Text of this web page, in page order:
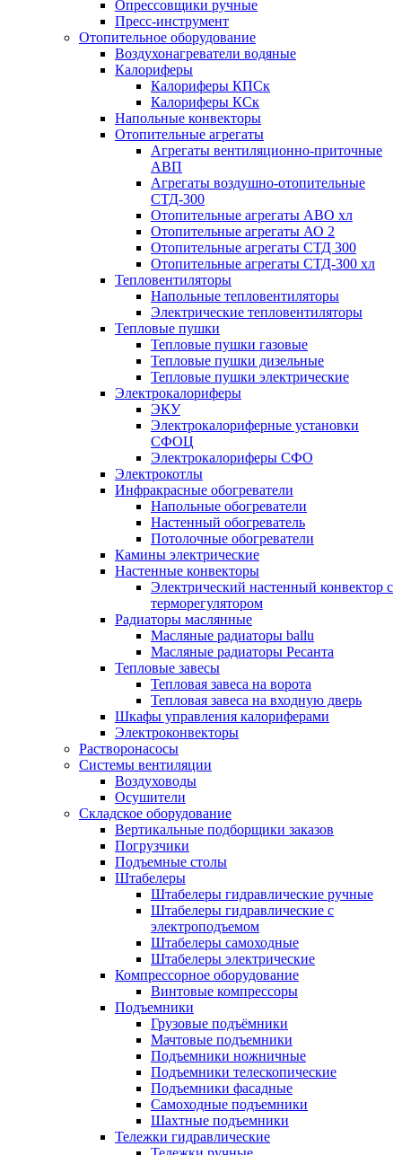
Опрессовщики ручные
Пресс-инструмент
Отопительное оборудование
Воздухонагреватели водяные
Калориферы
Калориферы КПСк
Калориферы КСк
Напольные конвекторы
Отопительные агрегаты
Агрегаты вентиляционно-приточные
АВП
Агрегаты воздушно-отопительные
СТД-300
Отопительные агрегаты АВО хл
Отопительные агрегаты АО 2
Отопительные агрегаты СТД 300
Отопительные агрегаты СТД-300 хл
Тепловентиляторы
Напольные тепловентиляторы
Электрические тепловентиляторы
Тепловые пушки
Тепловые пушки газовые
Тепловые пушки дизельные
Тепловые пушки электрические
Электрокалориферы
ЭКУ
Электрокалориферные установки
СФОЦ
Электрокалориферы СФО
Электрокотлы
Инфракрасные обогреватели
Напольные обогреватели
Настенный обогреватель
Потолочные обогреватели
Камины электрические
Настенные конвекторы
Электрический настенный конвектор с
терморегулятором
Радиаторы маслянные
Масляные радиаторы ballu
Масляные радиаторы Ресанта
Тепловые завесы
Тепловая завеса на ворота
Тепловая завеса на входную дверь
Шкафы управления калориферами
Электроконвекторы
Растворонасосы
Системы вентиляции
Воздуховоды
Осушители
Складское оборудование
Вертикальные подборщики заказов
Погрузчики
Подъемные столы
Штабелеры
Штабелеры гидравлические ручные
Штабелеры гидравлические с
электроподъемом
Штабелеры самоходные
Штабелеры электрические
Компрессорное оборудование
Винтовые компрессоры
Подъемники
Грузовые подъёмники
Мачтовые подъемники
Подъемники ножничные
Подъемники телескопические
Подъемники фасадные
Самоходные подъемники
Шахтные подъемники
Тележки гидравлические